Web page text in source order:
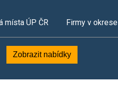
místa ÚP ČR Firmy v okrese
Zobrazit nabídky